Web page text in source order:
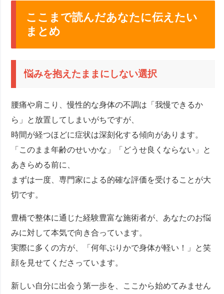
ここまで読んだあなたに伝えたい
まとめ
悩みを抱えたままにしない選択
腰痛や肩こり、慢性的な身体の不調は「我慢できるか
ら」と放置してしまいがちですが、
時間が経つほどに症状は深刻化する傾向があります。
「このまま年齢のせいかな」「どうせ良くならない」と
あきらめる前に、
まずは一度、専門家による的確な評価を受けることが大
切です。
豊橋で整体に通じた経験豊富な施術者が、あなたのお悩
みに対して本気で向き合っています。
実際に多くの方が、「何年ぶりかで身体が軽い！」と笑
顔を見せてくださっています。
新しい自分に出会う第一歩を、ここから始めてみません